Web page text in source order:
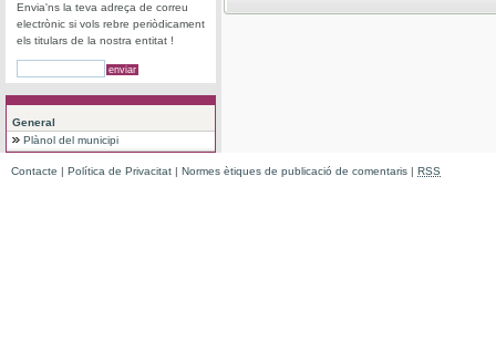
Envia'ns la teva adreça de correu
electrònic si vols rebre periòdicament
els titulars de la nostra entitat !
General
Plànol del municipi
Contacte | Política de Privacitat | Normes ètiques de publicació de comentaris | RSS